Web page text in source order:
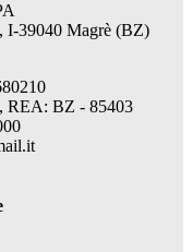
I-39040 Magrè (BZ)
REA: BZ - 85403